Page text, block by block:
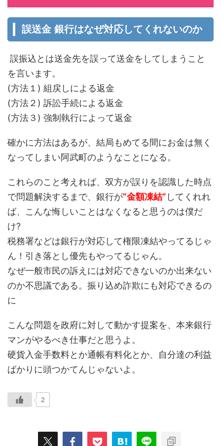
誤送金 銀行はなぜ対応してくれないのか
誤振込とは送金先を誤って送金をしてしまうこと
を言います。
(方法１) 組戻しによる返金
(方法２) 訴訟手続による返金
(方法３) 強制執行によって返金
確かに方法はあるが、結局もめてる間にお金は無く
なってしまい阿武町のようなことになる。
これらのこと考えれば、双方が誤りを認識した時点
で問題解決するまで、銀行が”金額凍結” してくれれ
ば、こんな悔しいことはなくなると思うのは僕だ
け?
税務署などは銀行が対応して権限凍結やってるじゃ
ん！引き落とし優先もやってるじゃん。
なぜ一般市民の訴えには対応できないのか出来ない
のか不思議である。振り込め詐欺にも対応できるの
に
こんな問題を政府に対して動かす提案を、本来銀行
マンがやるべき仕事だと思うよ。
硬貨入金手数料とか通帳有料化とか、自分達の利益
ばかりに頭つかてんじゃないよ。
2